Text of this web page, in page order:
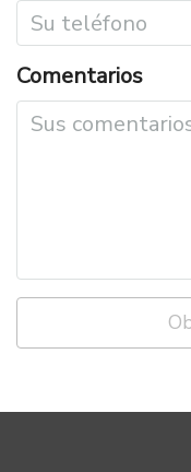
Comentarios